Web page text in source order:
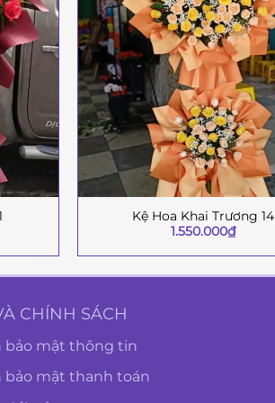
Kệ Hoa Khai Trương 14
1.550.000₫
CHÍNH SÁCH
bảo mật thông tin
bảo mật thanh toán